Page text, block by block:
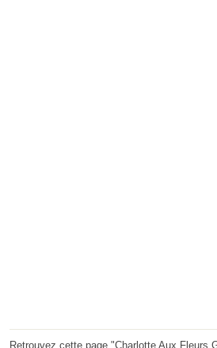
Retrouvez cette page "Charlotte Aux Fleurs